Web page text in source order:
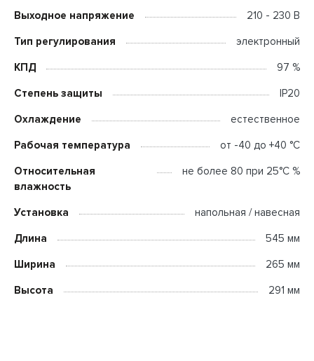
Выходное напряжение 210 - 230 В
Тип регулирования электронный
КПД 97 %
Степень защиты IP20
Охлаждение естественное
Рабочая температура от -40 до +40 °C
Относительная
влажность
не более 80 при 25°С %
Установка напольная / навесная
Длина 545 мм
Ширина 265 мм
Высота 291 мм